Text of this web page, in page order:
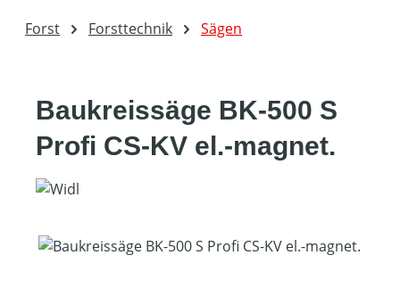
Forst Forsttechnik Sägen
Baukreissäge BK-500 S
Profi CS-KV el.-magnet.
Bildergalerie überspringen